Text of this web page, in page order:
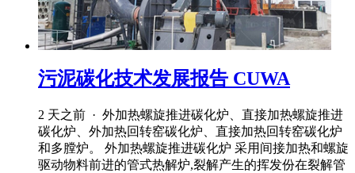
污泥碳化技术发展报告 CUWA
2 天之前 · 外加热螺旋推进碳化炉、直接加热螺旋推进
碳化炉、外加热回转窑碳化炉、直接加热回转窑碳化炉
和多膛炉。 外加热螺旋推进碳化炉 采用间接加热和螺旋
驱动物料前进的管式热解炉,裂解产生的挥发份在裂解管